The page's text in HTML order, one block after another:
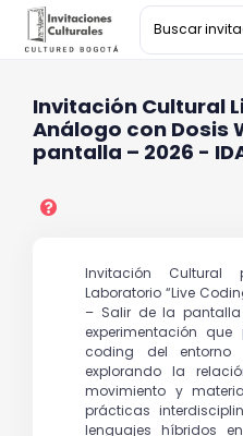
Invitación Cultural
Análogo con Dosis
pantalla – 2026 -
Invitación
Laboratorio “Live
– Salir de la
experimentación
coding del
explorando la
movimiento y
prácticas
lenguajes híbridos